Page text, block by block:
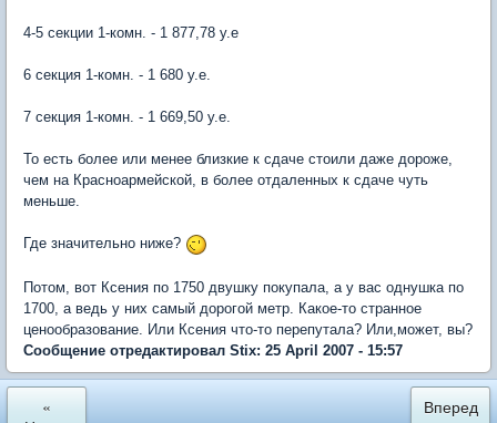
4-5 секции 1-комн. - 1 877,78 у.е
6 секция 1-комн. - 1 680 у.е.
7 секция 1-комн. - 1 669,50 у.е.
То есть более или менее близкие к сдаче стоили даже дороже,
чем на Красноармейской, в более отдаленных к сдаче чуть
меньше.
Где значительно ниже?
Потом, вот Ксения по 1750 двушку покупала, а у вас однушка по
1700, а ведь у них самый дорогой метр. Какое-то странное
ценообразование. Или Ксения что-то перепутала? Или,может, вы?
Сообщение отредактировал Stix: 25 April 2007 - 15:57
«
Вперед